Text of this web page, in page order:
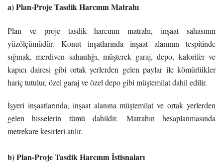
a) Plan-Proje Tasdik Harcının Matrahı
Plan ve proje tasdik harcının matrahı, inşaat sahasının
yüzölçümüdür. Konut inşatlarında inşaat alanının tespitinde
sığınak, merdiven sahanlığı, müşterek garaj, depo, kalorifer ve
kapıcı dairesi gibi ortak yerlerden gelen paylar ile kömürlükler
hariç tutulur, özel garaj ve özel depo gibi müştemilat dahil edilir.
İşyeri inşaatlarında, inşaat alanına müştemilat ve ortak yerlerden
gelen hisselerin tümü dahildir. Matrahın hesaplanmasında
metrekare kesirleri atılır.
b) Plan-Proje Tasdik Harcının İstisnaları